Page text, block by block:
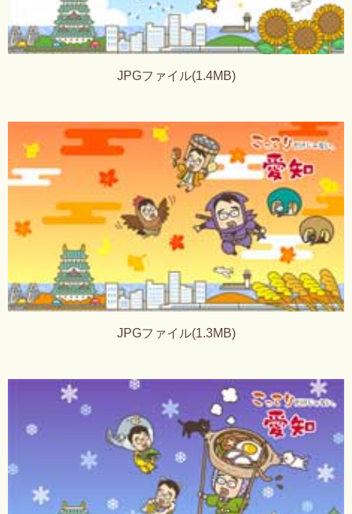
JPGファイル(1.4MB)
JPGファイル(1.3MB)